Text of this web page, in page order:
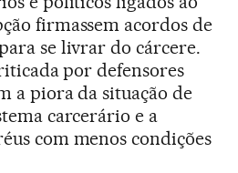
firmassem acordos de
se livrar do cárcere.
por defensores
a piora da situação de
carcerário e a
com menos condições